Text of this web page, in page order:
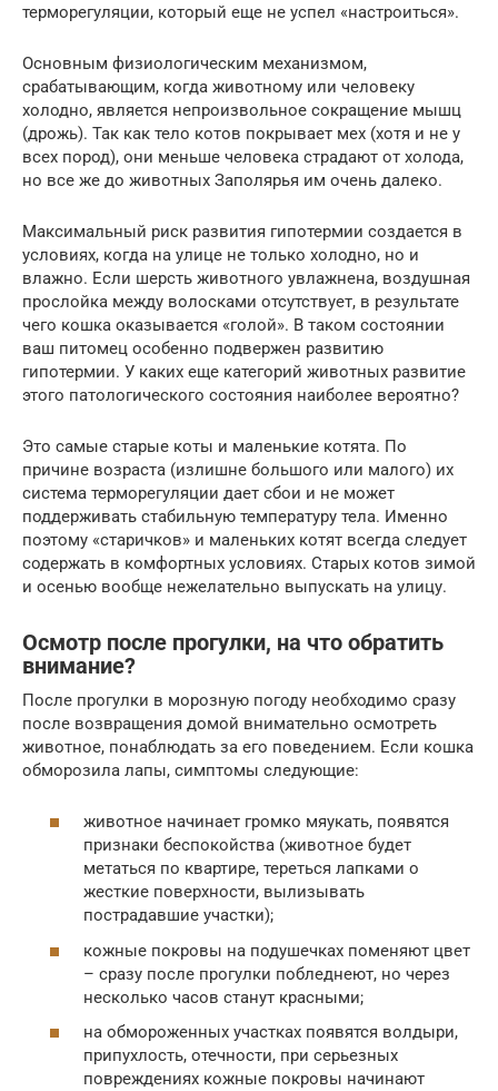
терморегуляции, который еще не успел «настроиться».
Основным физиологическим механизмом,
срабатывающим, когда животному или человеку
холодно, является непроизвольное сокращение мышц
(дрожь). Так как тело котов покрывает мех (хотя и не у
всех пород), они меньше человека страдают от холода,
но все же до животных Заполярья им очень далеко.
Максимальный риск развития гипотермии создается в
условиях, когда на улице не только холодно, но и
влажно. Если шерсть животного увлажнена, воздушная
прослойка между волосками отсутствует, в результате
чего кошка оказывается «голой». В таком состоянии
ваш питомец особенно подвержен развитию
гипотермии. У каких еще категорий животных развитие
этого патологического состояния наиболее вероятно?
Это самые старые коты и маленькие котята. По
причине возраста (излишне большого или малого) их
система терморегуляции дает сбои и не может
поддерживать стабильную температуру тела. Именно
поэтому «старичков» и маленьких котят всегда следует
содержать в комфортных условиях. Старых котов зимой
и осенью вообще нежелательно выпускать на улицу.
Осмотр после прогулки, на что обратить
внимание?
После прогулки в морозную погоду необходимо сразу
после возвращения домой внимательно осмотреть
животное, понаблюдать за его поведением. Если кошка
обморозила лапы, симптомы следующие:
животное начинает громко мяукать, появятся
признаки беспокойства (животное будет
метаться по квартире, тереться лапками о
жесткие поверхности, вылизывать
пострадавшие участки);
кожные покровы на подушечках поменяют цвет
– сразу после прогулки побледнеют, но через
несколько часов станут красными;
на обмороженных участках появятся волдыри,
припухлость, отечности, при серьезных
повреждениях кожные покровы начинают